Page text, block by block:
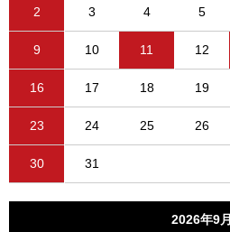
2 3 4 5
9 10 11 12
16 17 18 19
23 24 25 26
30 31
2026年9月